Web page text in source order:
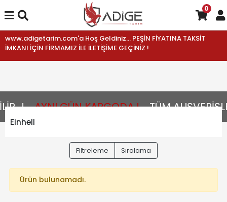
www.adigetarim.com'a Hoş Geldiniz... PEŞİN FİYATINA TAKSİT
İMKANI İÇİN FİRMAMIZ İLE İLETİŞİME GEÇİNİZ !
AYNI GÜN KARGODA ! TÜM
0
Einhell
Filtreleme Sıralama
Ürün bulunamadı.